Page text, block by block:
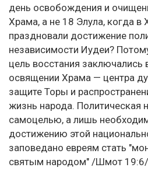
день освобождения и
Храма, а не 18 Элула, когда в
праздновали достижение
независимости Иудеи?
цель восстания
освящении Храма — центра
защите Торы и
жизнь народа. Политическая
самоцелью, а лишь
достижению этой
заповедано евреям стать
святым народом" /Шмот